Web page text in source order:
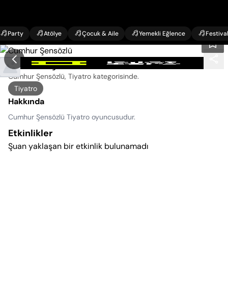
Party Atölye Çocuk & Aile Yemekli Eğlence Festival
Cumhur Şensözlü Etkinlikleri
Cumhur Şensözlü, Tiyatro kategorisinde.
Tiyatro
Hakkında
Cumhur Şensözlü Tiyatro oyuncusudur.
Etkinlikler
Şuan yaklaşan bir etkinlik bulunamadı